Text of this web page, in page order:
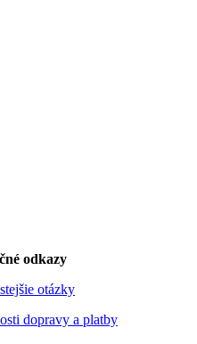
odkazy
otázky
dopravy a platby